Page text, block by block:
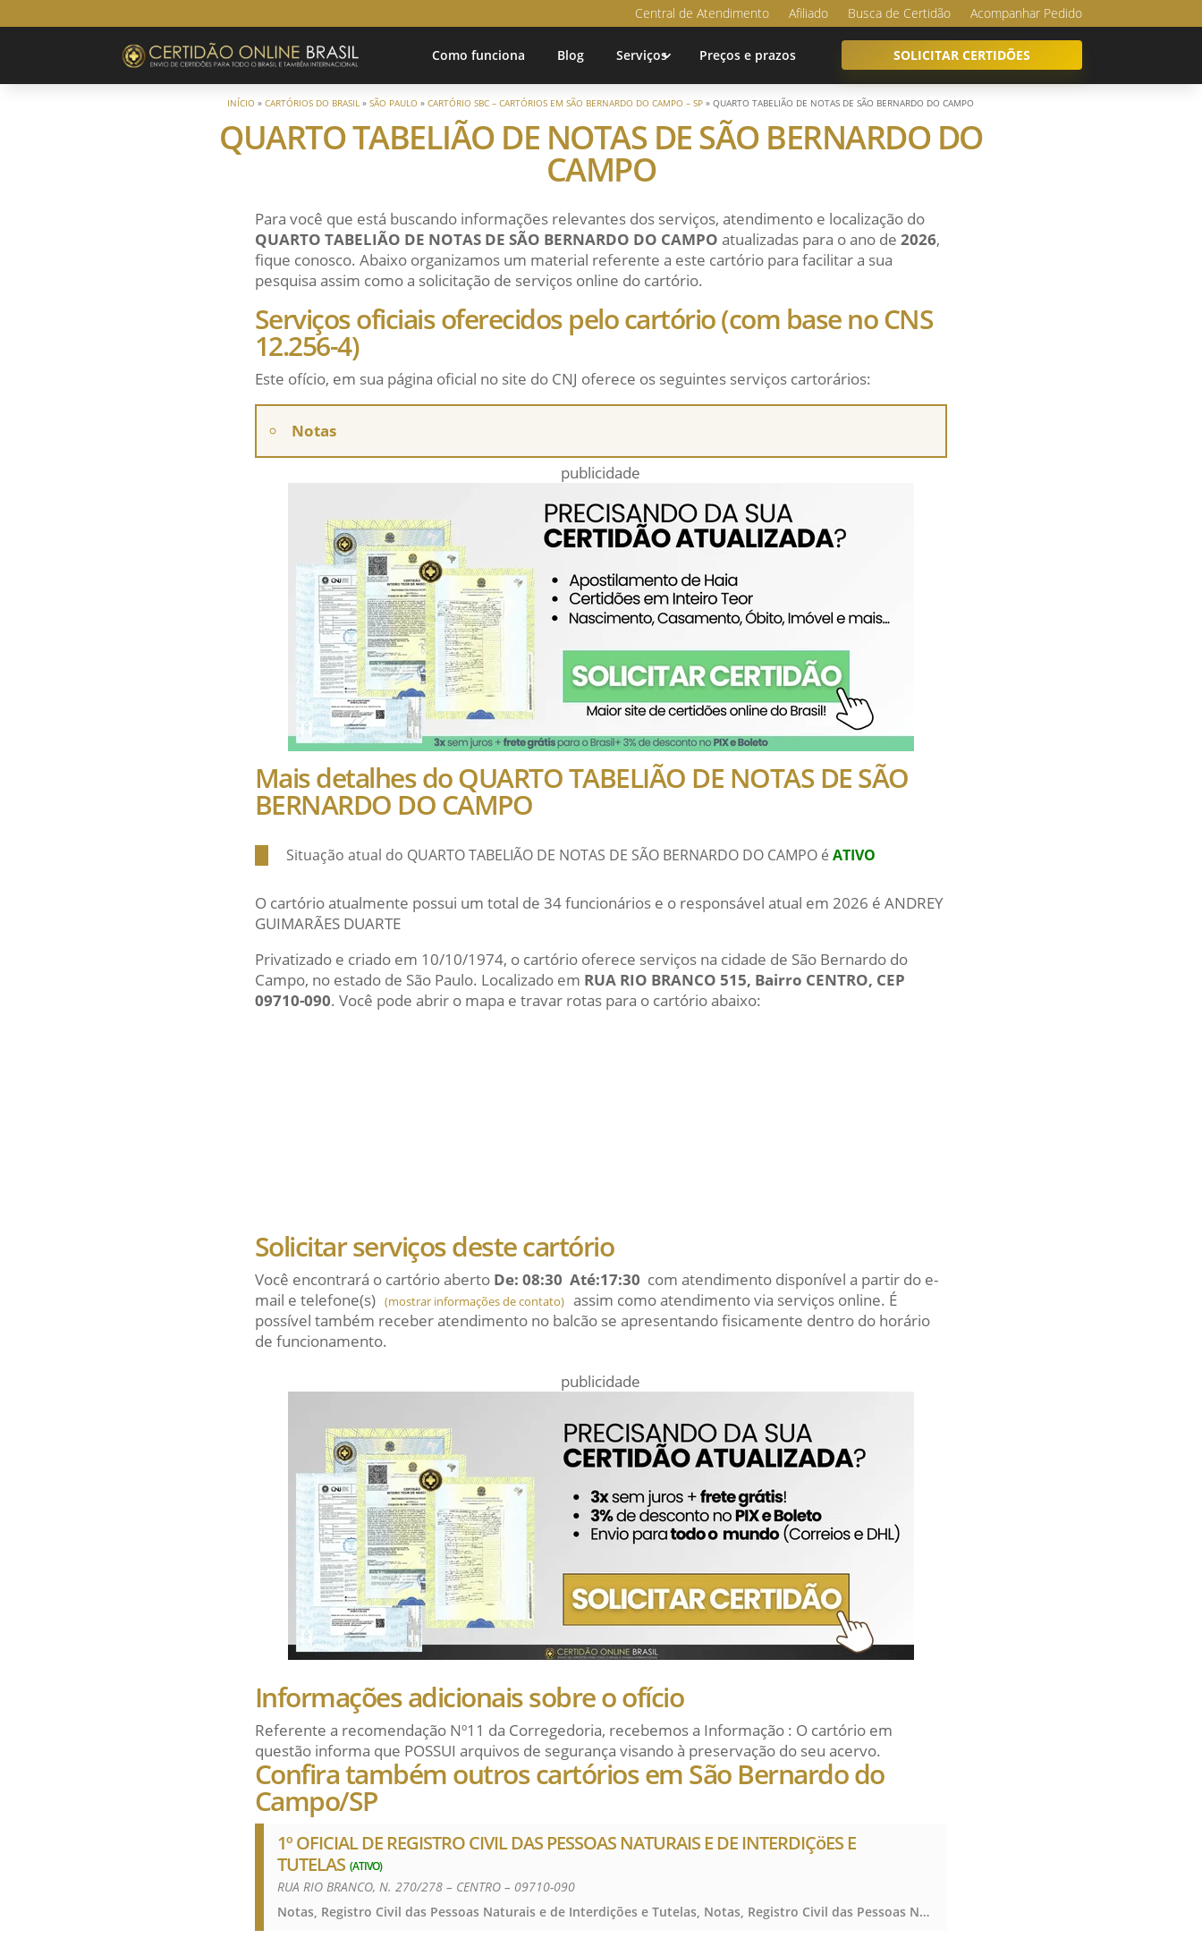
Central de Atendimento Afiliado Busca de Certidão Acompanhar Pedido
Como funciona Blog Serviços Preços e prazos SOLICITAR CERTIDÕES
INÍCIO »CARTÓRIOS DO BRASIL »SÃO PAULO »CARTÓRIO SBC – CARTÓRIOS EM SÃO BERNARDO DO CAMPO – SP »QUARTO TABELIÃO DE NOTAS DE SÃO BERNARDO DO CAMPO
QUARTO TABELIÃO DE NOTAS DE SÃO BERNARDO DO
CAMPO
Para você que está buscando informações relevantes dos serviços, atendimento e localização do
QUARTO TABELIÃO DE NOTAS DE SÃO BERNARDO DO CAMPO atualizadas para o ano de 2026,
fique conosco. Abaixo organizamos um material referente a este cartório para facilitar a sua
pesquisa assim como a solicitação de serviços online do cartório.
Serviços oficiais oferecidos pelo cartório (com base no CNS
12.256-4)
Este ofício, em sua página oficial no site do CNJ oferece os seguintes serviços cartorários:
Notas
publicidade
Mais detalhes do QUARTO TABELIÃO DE NOTAS DE SÃO
BERNARDO DO CAMPO
Situação atual do QUARTO TABELIÃO DE NOTAS DE SÃO BERNARDO DO CAMPO é ATIVO
O cartório atualmente possui um total de 34 funcionários e o responsável atual em 2026 é ANDREY
GUIMARÃES DUARTE
Privatizado e criado em 10/10/1974, o cartório oferece serviços na cidade de São Bernardo do
Campo, no estado de São Paulo. Localizado em RUA RIO BRANCO 515, Bairro CENTRO, CEP
09710-090. Você pode abrir o mapa e travar rotas para o cartório abaixo:
Solicitar serviços deste cartório
Você encontrará o cartório aberto De: 08:30 Até:17:30 com atendimento disponível a partir do e-
mail e telefone(s) (mostrar informações de contato) assim como atendimento via serviços online. É
possível também receber atendimento no balcão se apresentando fisicamente dentro do horário
de funcionamento.
publicidade
Informações adicionais sobre o ofício
Referente a recomendação Nº11 da Corregedoria, recebemos a Informação : O cartório em
questão informa que POSSUI arquivos de segurança visando à preservação do seu acervo.
Confira também outros cartórios em São Bernardo do
Campo/SP
1º OFICIAL DE REGISTRO CIVIL DAS PESSOAS NATURAIS E DE INTERDIÇöES E
TUTELAS (ATIVO)
RUA RIO BRANCO, N. 270/278 – CENTRO – 09710-090
Notas, Registro Civil das Pessoas Naturais e de Interdições e Tutelas, Notas, Registro Civil das Pessoas Naturais e de Interdições e Tutelas, Notas, Registro Civil das Pessoas Naturais e de Interdições e Tutelas